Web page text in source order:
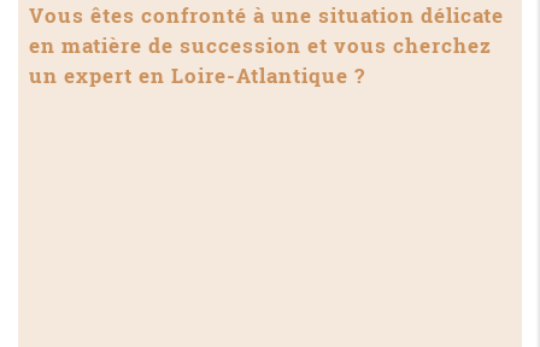
Vous êtes confronté à une situation délicate
en matière de succession et vous cherchez
un expert en Loire-Atlantique ?